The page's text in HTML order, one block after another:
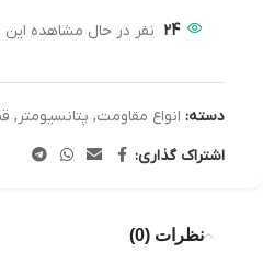
24 نفر در حال مشاهده
دسته: انواع مقاومت, پتانسیومتر,
اشتراک گذاری:
نظرات (0)